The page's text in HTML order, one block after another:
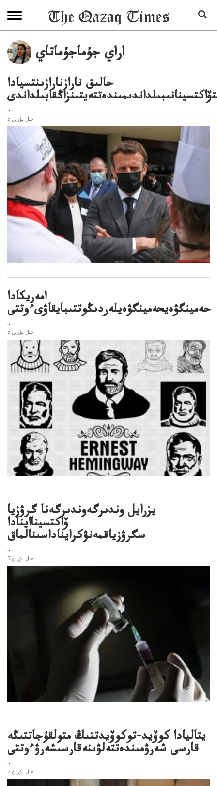
اراي جۇماجۇماتاي
حالىق نارازنارازىنتسيادا
..
5 جىل بۇرىن
امەريكادا
حەمينگۋەيحەمينگۋەيلەردىڭوتتىبايقاۋىءوتتى
..
5 جىل بۇرىن
يزرايل وندىرگەوندىرگەنا گرۋزيا
ۆاكتسينااينادا
سگرۋزياقمەنۋكرايناداسىنالماق
..
5 جىل بۇرىن
يتاليادا كوۆيد-توكوۆيدتتىڭ متولقۇجاتتىڭە
قارسى شەرۋمىندەتتەلۋىنەقارسىشەرۋءوتتى
..
5 جىل بۇرىن